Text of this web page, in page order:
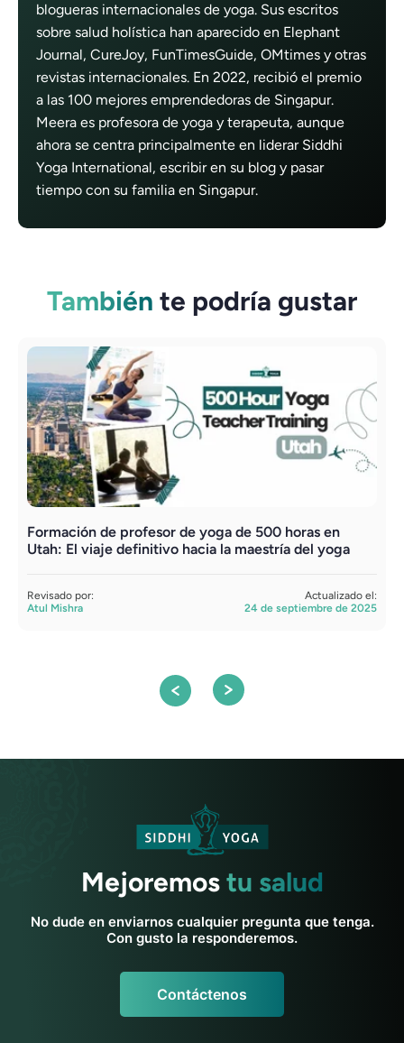
blogueras internacionales de yoga. Sus escritos
sobre salud holística han aparecido en Elephant
Journal, CureJoy, FunTimesGuide, OMtimes y otras
revistas internacionales. En 2022, recibió el premio
a las 100 mejores emprendedoras de Singapur.
Meera es profesora de yoga y terapeuta, aunque
ahora se centra principalmente en liderar Siddhi
Yoga International, escribir en su blog y pasar
tiempo con su familia en Singapur.
También te podría gustar
Formación de profesor de yoga de 500 horas en
Utah: El viaje definitivo hacia la maestría del yoga
Revisado por:
Atul Mishra
Actualizado el:
24 de septiembre de 2025
Mejoremostu salud
No dude en enviarnos cualquier pregunta que tenga.
Con gusto la responderemos.
Contáctenos